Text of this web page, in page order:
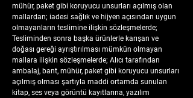
mühür, paket gibi koruyucu unsurları açılmış olan
mallardan; iadesi sağlık ve hijyen açısından uygun
olmayanların teslimine ilişkin sözleşmelerde;
Tesliminden sonra başka ürünlerle karışan ve
doğası gereği ayrıştırılması mümkün olmayan
mallara ilişkin sözleşmelerde; Alıcı tarafından
ambalaj, bant, mühür, paket gibi koruyucu unsurları
açılmış olması şartıyla maddi ortamda sunulan
kitap, ses veya görüntü kayıtlarına, yazılım